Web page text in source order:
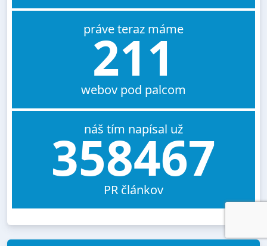
práve teraz máme
211
webov pod palcom
náš tím napísal už
358467
PR článkov